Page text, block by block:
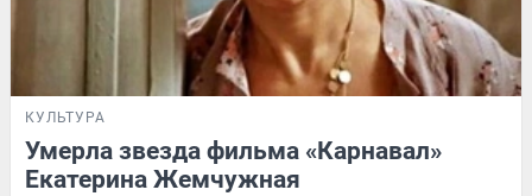
КУЛЬТУРА
Умерла звезда фильма «Карнавал»
Екатерина Жемчужная